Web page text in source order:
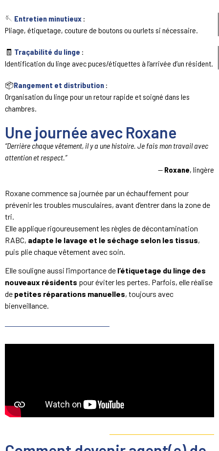
🪡 Entretien minutieux :
Pliage, étiquetage, couture de boutons ou ourlets si nécessaire.
🧾 Traçabilité du linge :
Identification du linge avec puces/étiquettes à l’arrivée d’un résident.
📦Rangement et distribution :
Organisation du linge pour un retour rapide et soigné dans les
chambres.
Une journée avec Roxane
“Derrière chaque vêtement, il y a une histoire. Je fais mon travail avec
attention et respect.”
— Roxane, lingère
Roxane commence sa journée par un échauffement pour
prévenir les troubles musculaires, avant d’entrer dans la zone de
tri.
Elle applique rigoureusement les règles de décontamination
RABC, adapte le lavage et le séchage selon les tissus,
puis plie chaque vêtement avec soin.
Elle souligne aussi l’importance de l’étiquetage du linge des
nouveaux résidents pour éviter les pertes. Parfois, elle réalise
de petites réparations manuelles, toujours avec
bienveillance.